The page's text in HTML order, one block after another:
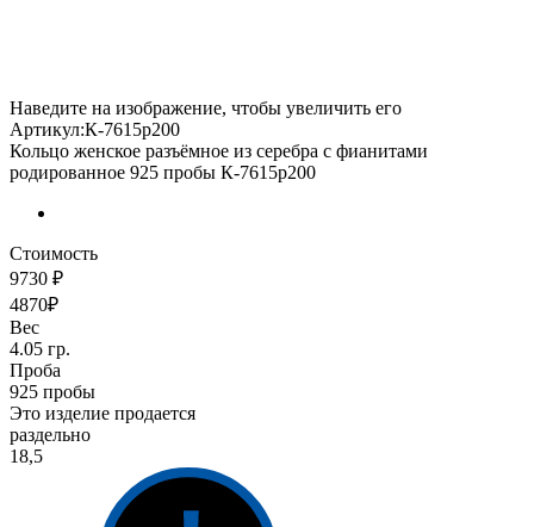
Наведите на изображение, чтобы увеличить его
Артикул:К-7615р200
Кольцо женское разъёмное из серебра с фианитами
родированное 925 пробы К-7615р200
Стоимость
9730 ₽
4870₽
Вес
4.05 гр.
Проба
925 пробы
Это изделие продается
раздельно
18,5